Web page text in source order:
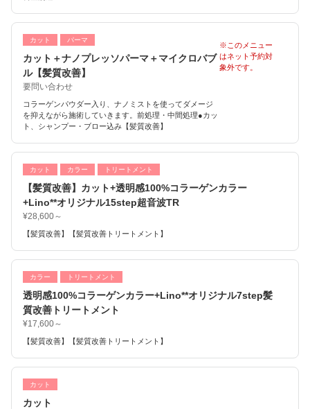
カット パーマ
カット＋ナノプレッソパーマ＋マイクロバブ
ル【髪質改善】
要問い合わせ
コラーゲンパウダー入り、ナノミストを使ってダメージ
を抑えながら施術していきます。前処理・中間処理●カッ
ト、シャンプー・ブロー込み【髪質改善】
※このメニュー
はネット予約対
象外です。
カット カラー トリートメント
【髪質改善】カット+透明感100%コラーゲンカラー
+Lino**オリジナル15step超音波TR
¥28,600～
【髪質改善】【髪質改善トリートメント】
カラー トリートメント
透明感100%コラーゲンカラー+Lino**オリジナル7step髪
質改善トリートメント
¥17,600～
【髪質改善】【髪質改善トリートメント】
カット
カット